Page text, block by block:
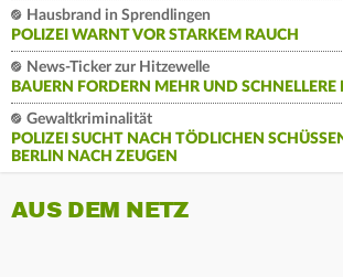
Hausbrand in Sprendlingen
POLIZEI WARNT VOR STARKEM RAUCH
News-Ticker zur Hitzewelle
BAUERN FORDERN MEHR UND SCHNELLERE
Gewaltkriminalität
POLIZEI SUCHT NACH TÖDLICHEN
BERLIN NACH ZEUGEN
AUS DEM NETZ